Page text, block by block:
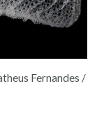
Fernandes /